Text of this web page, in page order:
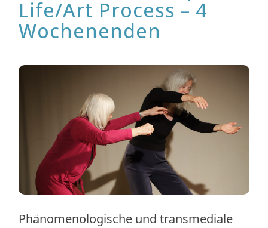
Kontakt
Life/Art Process – 4
Wochenenden
Phänomenologische und transmediale